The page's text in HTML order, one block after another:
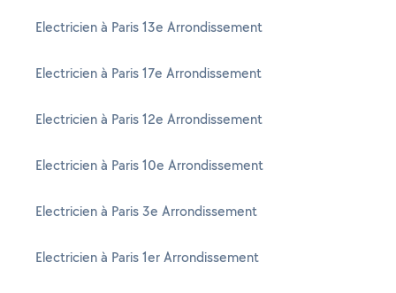
Electricien à Paris 13e Arrondissement
Electricien à Paris 17e Arrondissement
Electricien à Paris 12e Arrondissement
Electricien à Paris 10e Arrondissement
Electricien à Paris 3e Arrondissement
Electricien à Paris 1er Arrondissement